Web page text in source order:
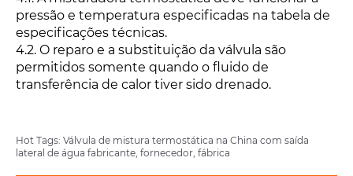
pressão e temperatura especificadas na tabela de
especificações técnicas.
4.2. O reparo e a substituição da válvula são
permitidos somente quando o fluido de
transferência de calor tiver sido drenado.
Hot Tags: Válvula de mistura termostática na China com saída
lateral de água fabricante, fornecedor, fábrica